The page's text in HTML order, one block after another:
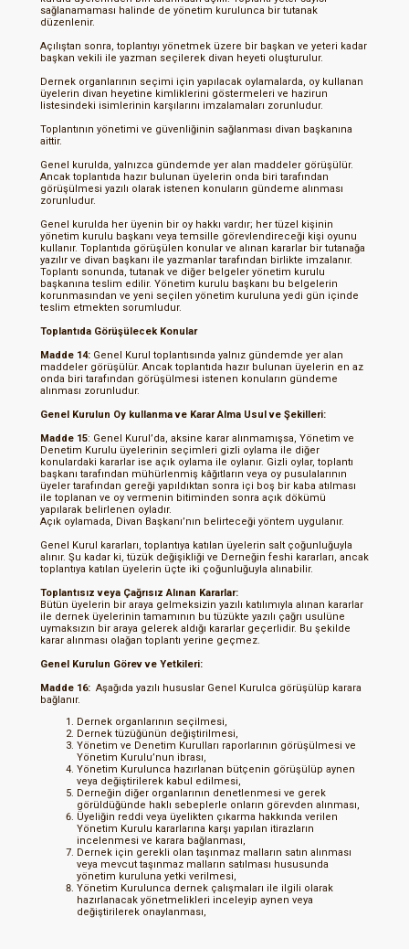
sağlanamaması halinde de yönetim kurulunca bir tutanak
düzenlenir.
Açılıştan sonra, toplantıyı yönetmek üzere bir başkan ve yeteri kadar
başkan vekili ile yazman seçilerek divan heyeti oluşturulur.
Dernek organlarının seçimi için yapılacak oylamalarda, oy kullanan
üyelerin divan heyetine kimliklerini göstermeleri ve hazirun
listesindeki isimlerinin karşılarını imzalamaları zorunludur.
Toplantının yönetimi ve güvenliğinin sağlanması divan başkanına
aittir.
Genel kurulda, yalnızca gündemde yer alan maddeler görüşülür.
Ancak toplantıda hazır bulunan üyelerin onda biri tarafından
görüşülmesi yazılı olarak istenen konuların gündeme alınması
zorunludur.
Genel kurulda her üyenin bir oy hakkı vardır; her tüzel kişinin
yönetim kurulu başkanı veya temsille görevlendireceği kişi oyunu
kullanır. Toplantıda görüşülen konular ve alınan kararlar bir tutanağa
yazılır ve divan başkanı ile yazmanlar tarafından birlikte imzalanır.
Toplantı sonunda, tutanak ve diğer belgeler yönetim kurulu
başkanına teslim edilir. Yönetim kurulu başkanı bu belgelerin
korunmasından ve yeni seçilen yönetim kuruluna yedi gün içinde
teslim etmekten sorumludur.
Toplantıda Görüşülecek Konular
Madde 14: Genel Kurul toplantısında yalnız gündemde yer alan
maddeler görüşülür. Ancak toplantıda hazır bulunan üyelerin en az
onda biri tarafından görüşülmesi istenen konuların gündeme
alınması zorunludur.
Genel Kurulun Oy kullanma ve Karar Alma Usul ve Şekilleri:
Madde 15: Genel Kurul’da, aksine karar alınmamışsa, Yönetim ve
Denetim Kurulu üyelerinin seçimleri gizli oylama ile diğer
konulardaki kararlar ise açık oylama ile oylanır. Gizli oylar, toplantı
başkanı tarafından mühürlenmiş kâğıtların veya oy pusulalarının
üyeler tarafından gereği yapıldıktan sonra içi boş bir kaba atılması
ile toplanan ve oy vermenin bitiminden sonra açık dökümü
yapılarak belirlenen oyladır.
Açık oylamada, Divan Başkanı’nın belirteceği yöntem uygulanır.
Genel Kurul kararları, toplantıya katılan üyelerin salt çoğunluğuyla
alınır. Şu kadar ki, tüzük değişikliği ve Derneğin feshi kararları, ancak
toplantıya katılan üyelerin üçte iki çoğunluğuyla alınabilir.
Toplantısız veya Çağrısız Alınan Kararlar:
Bütün üyelerin bir araya gelmeksizin yazılı katılımıyla alınan kararlar
ile dernek üyelerinin tamamının bu tüzükte yazılı çağrı usulüne
uymaksızın bir araya gelerek aldığı kararlar geçerlidir. Bu şekilde
karar alınması olağan toplantı yerine geçmez.
Genel Kurulun Görev ve Yetkileri:
Madde 16: Aşağıda yazılı hususlar Genel Kurulca görüşülüp karara
bağlanır.
Dernek organlarının seçilmesi,
Dernek tüzüğünün değiştirilmesi,
Yönetim ve Denetim Kurulları raporlarının görüşülmesi ve
Yönetim Kurulu’nun ibrası,
Yönetim Kurulunca hazırlanan bütçenin görüşülüp aynen
veya değiştirilerek kabul edilmesi,
Derneğin diğer organlarının denetlenmesi ve gerek
görüldüğünde haklı sebeplerle onların görevden alınması,
Üyeliğin reddi veya üyelikten çıkarma hakkında verilen
Yönetim Kurulu kararlarına karşı yapılan itirazların
incelenmesi ve karara bağlanması,
Dernek için gerekli olan taşınmaz malların satın alınması
veya mevcut taşınmaz malların satılması hususunda
yönetim kuruluna yetki verilmesi,
Yönetim Kurulunca dernek çalışmaları ile ilgili olarak
hazırlanacak yönetmelikleri inceleyip aynen veya
değiştirilerek onaylanması,